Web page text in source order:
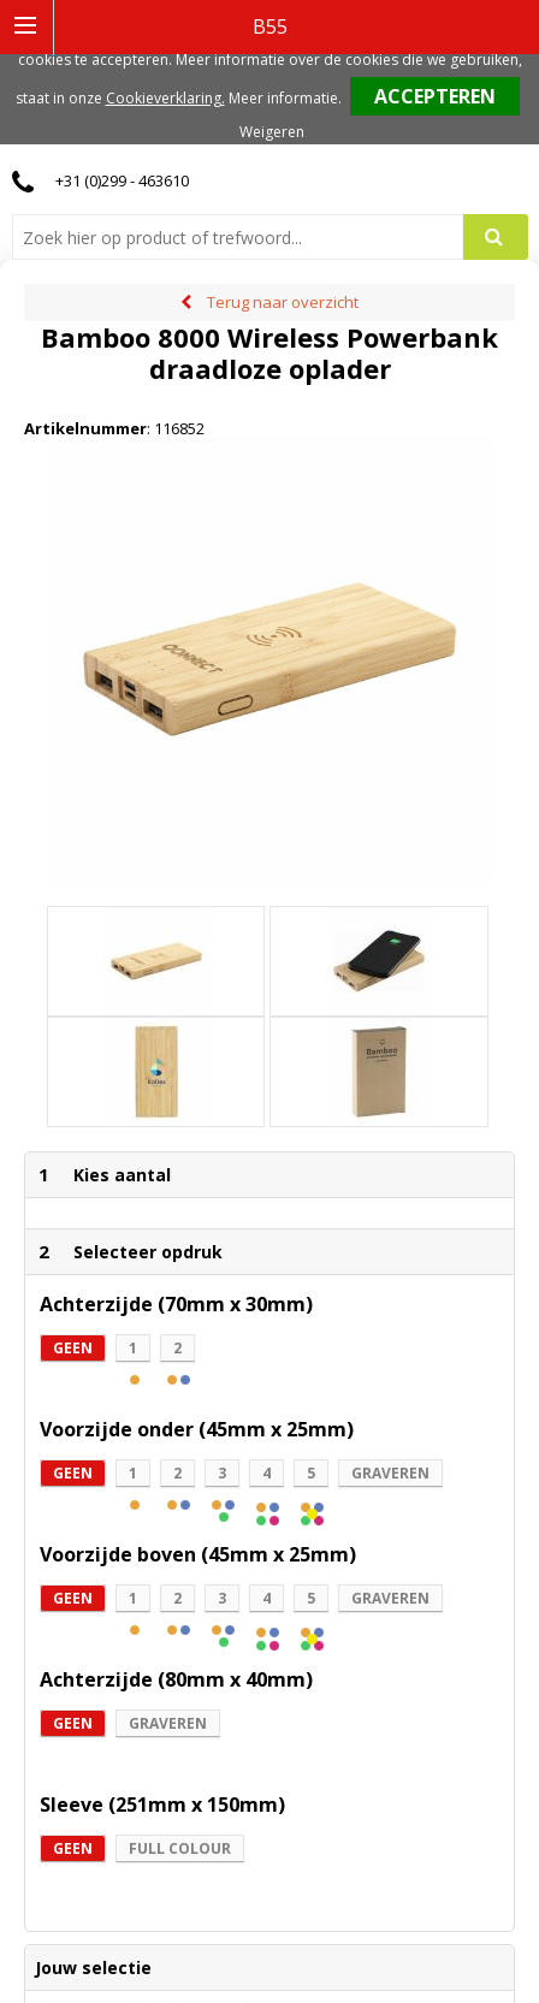
B55
0
+31 (0)299 - 463610
Terug naar overzicht
Bamboo 8000 Wireless Powerbank
draadloze oplader
Artikelnummer: 116852
1 Kies aantal
2 Selecteer opdruk
Achterzijde (70mm x 30mm)
GEEN 1 2
Voorzijde onder (45mm x 25mm)
GEEN 1 2 3 4 5 GRAVEREN
Voorzijde boven (45mm x 25mm)
GEEN 1 2 3 4 5 GRAVEREN
Achterzijde (80mm x 40mm)
GEEN GRAVEREN
Sleeve (251mm x 150mm)
GEEN FULL COLOUR
Jouw selectie
gerelateerde cookies. Voor de beste gebruikerservaring, adviseren we deze
cookies te accepteren. Meer informatie over de cookies die we gebruiken,
staat in onze Cookieverklaring. Meer informatie.
Weigeren